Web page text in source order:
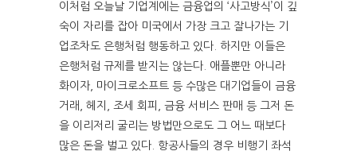
이처럼 오늘날 기업계에는 금융업의 ‘사고방식’이 깊
숙이 자리를 잡아 미국에서 가장 크고 잘나가는 기
업조차도 은행처럼 행동하고 있다. 하지만 이들은
은행처럼 규제를 받지는 않는다. 애플뿐만 아니라
화이자, 마이크로소프트 등 수많은 대기업들이 금융
거래, 헤지, 조세 회피, 금융 서비스 판매 등 그저 돈
을 이리저리 굴리는 방법만으로도 그 어느 때보다
많은 돈을 벌고 있다. 항공사들의 경우 비행기 좌석